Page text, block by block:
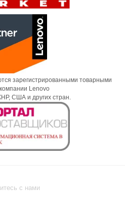
зарегистрированными товарными
Lenovo
США и других стран.
с нами